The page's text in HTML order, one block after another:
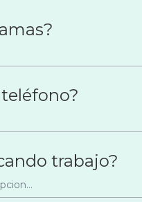
trabajo?